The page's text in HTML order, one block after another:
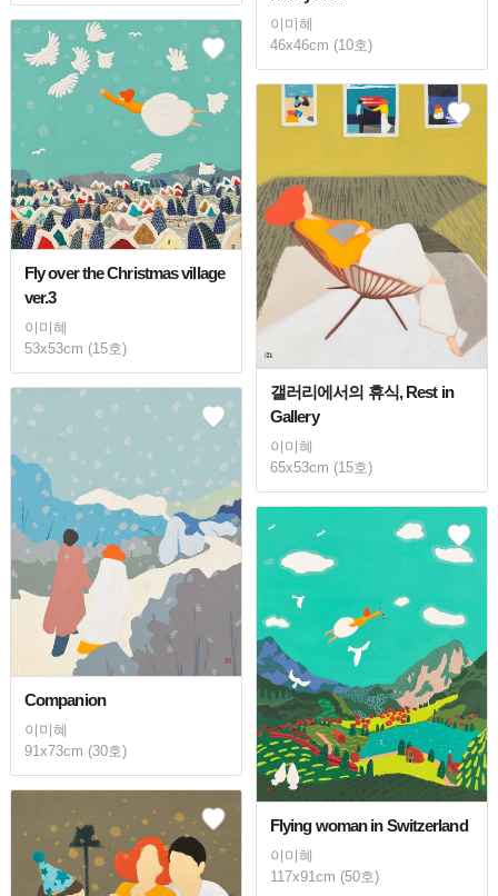
이미혜
46x46cm (10호)
Fly over the Christmas village
ver.3
이미혜
53x53cm (15호)
갤러리에서의 휴식, Rest in
Gallery
이미혜
65x53cm (15호)
Companion
이미혜
91x73cm (30호)
Flying woman in Switzerland
이미혜
117x91cm (50호)